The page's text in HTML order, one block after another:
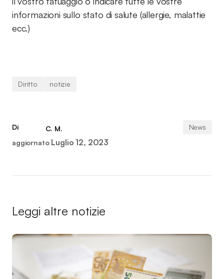
informazioni sullo stato di salute (allergie, malattie
ecc.)
Diritto notizie
Di
C. M.
aggiornato Luglio 12, 2023
News
Leggi altre notizie